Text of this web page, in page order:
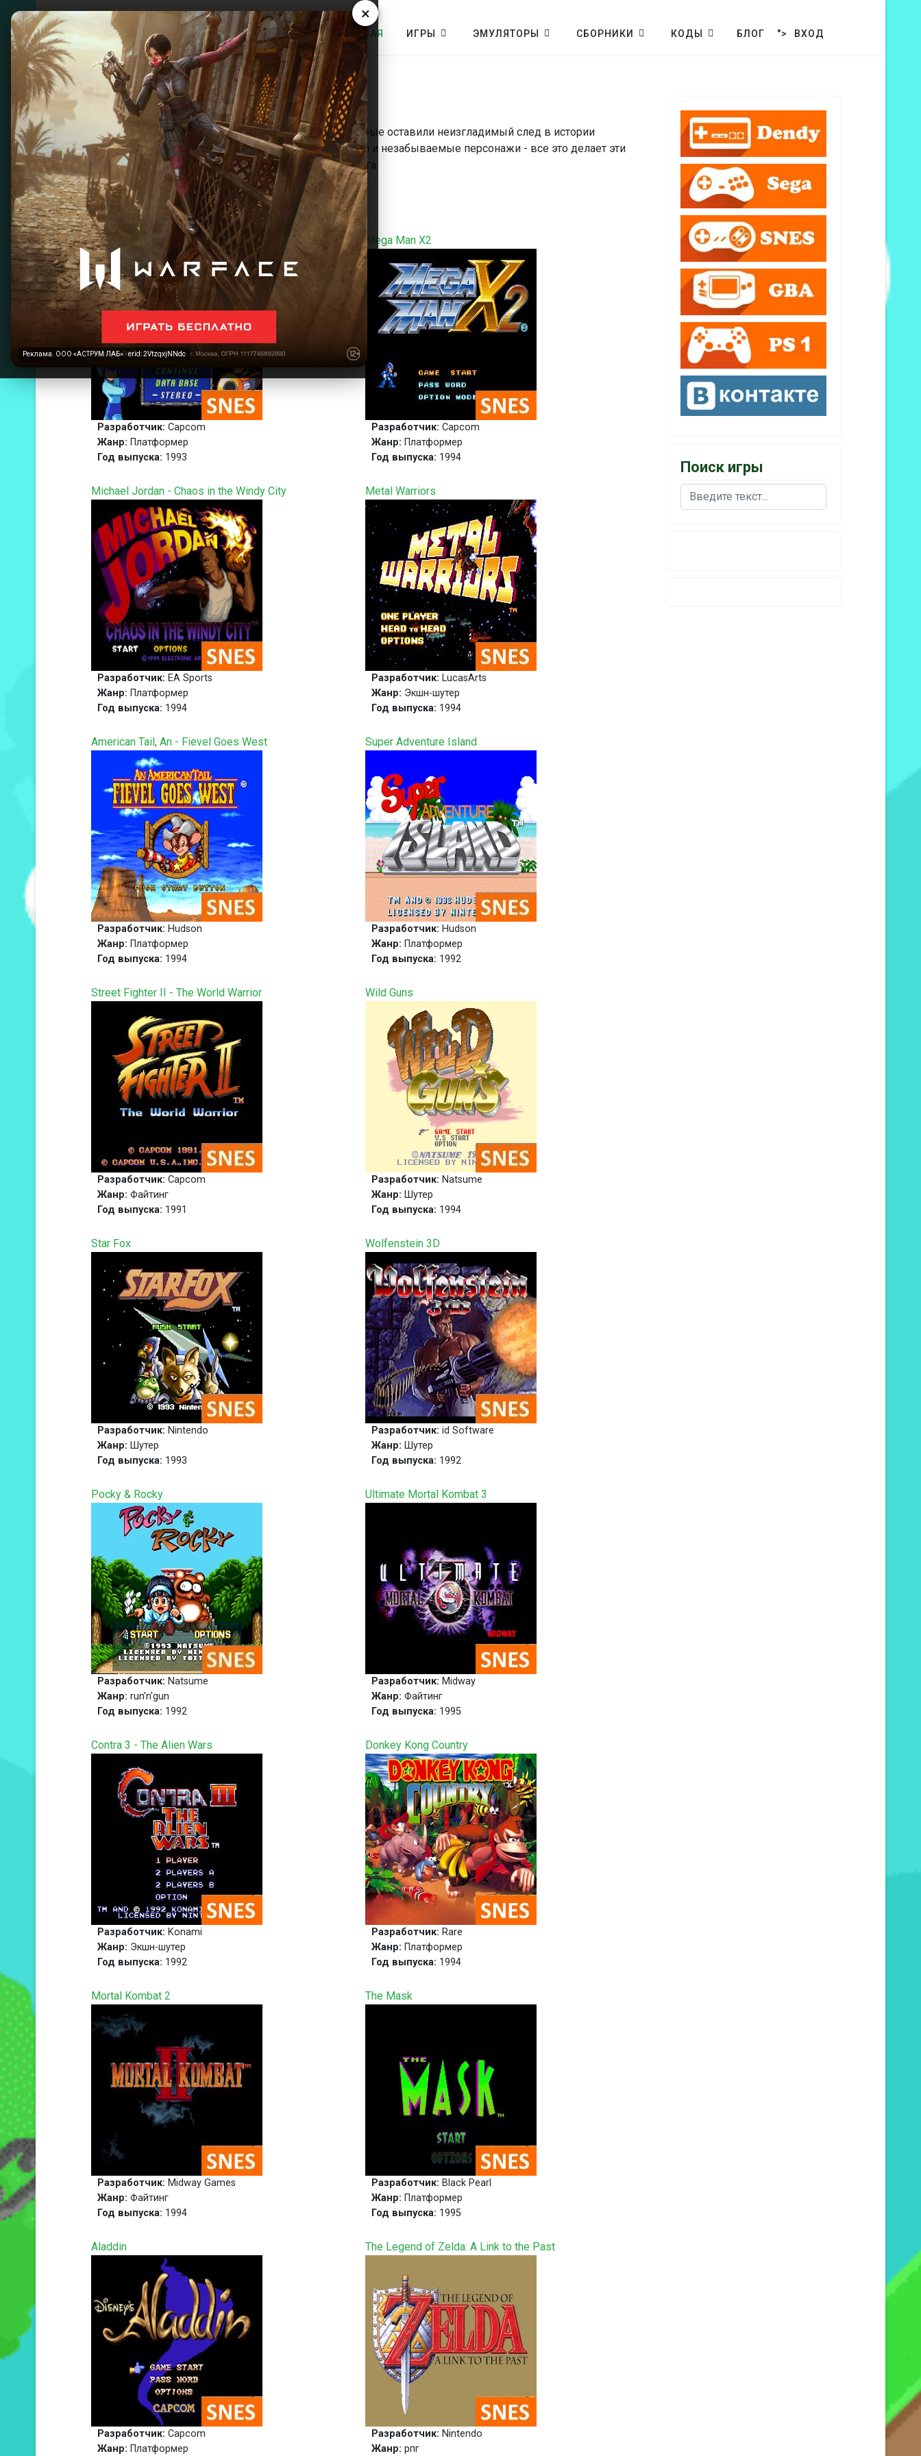
×
Реклама. ООО «АСТРУМ ЛАБ» · erid: 2VtzqxjNNdc
ГЛАВНАЯ ИГРЫ ЭМУЛЯТОРЫ СБОРНИКИ КОДЫ БЛОГ "> ВХОД
Лучшие игры для SNES
Лучшие игры для SNES - классические шедевры, которые оставили неизгладимый след в истории
видеоигр. Отличная графика, захватывающий геймплей и незабываемые персонажи - все это делает эти
игры незаменимыми для любого фаната ретро-гейминга.
Фильтр по заголовку Поиск Очистить Кол-во строк:
Rockman & Forte
Разработчик: Capcom
Жанр: Платформер
Год выпуска: 1993
Mega Man X2
Разработчик: Capcom
Жанр: Платформер
Год выпуска: 1994
Michael Jordan - Chaos in the Windy City
Разработчик: EA Sports
Жанр: Платформер
Год выпуска: 1994
Metal Warriors
Разработчик: LucasArts
Жанр: Экшн-шутер
Год выпуска: 1994
American Tail, An - Fievel Goes West
Разработчик: Hudson
Жанр: Платформер
Год выпуска: 1994
Super Adventure Island
Разработчик: Hudson
Жанр: Платформер
Год выпуска: 1992
Street Fighter II - The World Warrior
Разработчик: Capcom
Жанр: Файтинг
Год выпуска: 1991
Wild Guns
Разработчик: Natsume
Жанр: Шутер
Год выпуска: 1994
Star Fox
Разработчик: Nintendo
Жанр: Шутер
Год выпуска: 1993
Wolfenstein 3D
Разработчик: id Software
Жанр: Шутер
Год выпуска: 1992
Pocky & Rocky
Разработчик: Natsume
Жанр: run'n'gun
Год выпуска: 1992
Ultimate Mortal Kombat 3
Разработчик: Midway
Жанр: Файтинг
Год выпуска: 1995
Contra 3 - The Alien Wars
Разработчик: Konami
Жанр: Экшн-шутер
Год выпуска: 1992
Donkey Kong Country
Разработчик: Rare
Жанр: Платформер
Год выпуска: 1994
Mortal Kombat 2
Разработчик: Midway Games
Жанр: Файтинг
Год выпуска: 1994
The Mask
Разработчик: Black Pearl
Жанр: Платформер
Год выпуска: 1995
Aladdin
Разработчик: Capcom
Жанр: Платформер
The Legend of Zelda: A Link to the Past
Разработчик: Nintendo
Жанр: рпг
Поиск игры
Поиск